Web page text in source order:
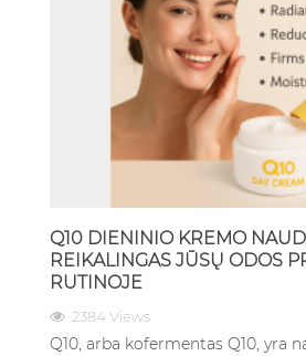
Q10 DIENINIO KREMO
REIKALINGAS JŪSŲ ODOS
RUTINOJE
2384 Views
Q10, arba kofermentas Q10, yra